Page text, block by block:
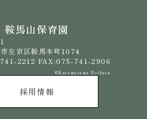
鞍馬山保育園
左京区鞍馬本町1074
2212 FAX:075-741-2906
©️Kuramayama Hoikuen
採用情報